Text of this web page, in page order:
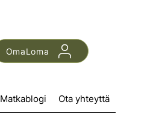
OmaLoma
Matkablogi Ota yhteyttä